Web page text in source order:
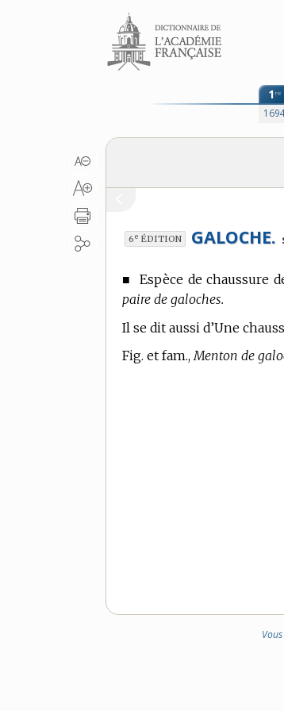
Aller au contenu
1re
6e ÉDITION GALOCHE.
■Espèce de chaussure
paire de galoches.
Il se dit aussi d’Une
Fig. et fam.,Menton de